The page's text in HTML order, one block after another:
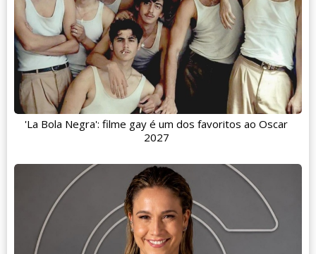
'La Bola Negra': filme gay é um dos favoritos ao Oscar
2027